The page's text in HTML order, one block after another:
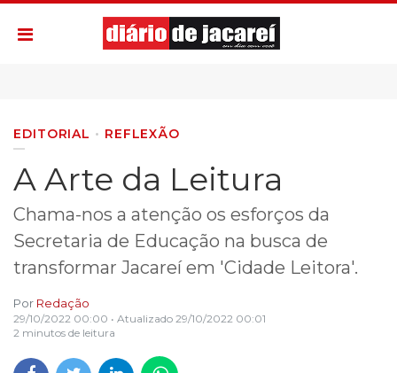
EDITORIAL REFLEXÃO
A Arte da Leitura
Chama-nos a atenção os esforços da
Secretaria de Educação na busca de
transformar Jacareí em 'Cidade Leitora'.
Por Redação
29/10/2022 00:00 • Atualizado 29/10/2022 00:01
2 minutos de leitura